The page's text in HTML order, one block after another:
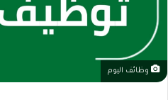
وظائف اليوم